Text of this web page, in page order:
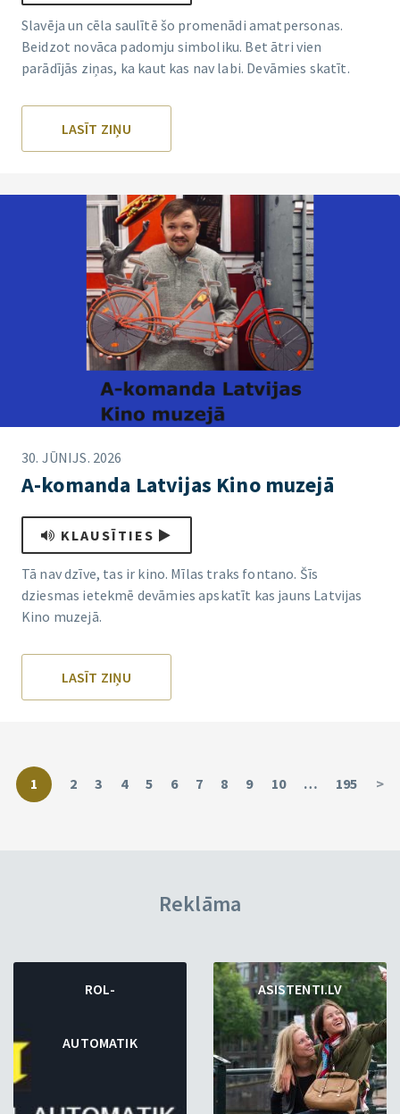
Slavēja un cēla saulītē šo promenādi amatpersonas.
Beidzot novāca padomju simboliku. Bet ātri vien
parādījās ziņas, ka kaut kas nav labi. Devāmies skatīt.
LASĪT ZIŅU
30. JŪNIJS. 2026
A-komanda Latvijas Kino muzejā
KLAUSĪTIES
Tā nav dzīve, tas ir kino. Mīlas traks fontano. Šīs
dziesmas ietekmē devāmies apskatīt kas jauns Latvijas
Kino muzejā.
LASĪT ZIŅU
1 2 3 4 5 6 7 8 9 10 … 195 >
Reklāma
ROL-
AUTOMATIK
ASISTENTI.LV